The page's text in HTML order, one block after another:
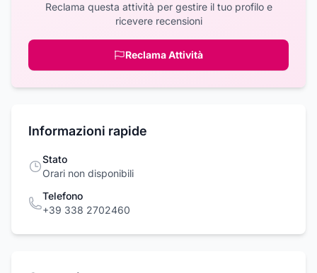
Reclama questa attività per gestire il tuo profilo e
ricevere recensioni
Reclama Attività
Informazioni rapide
Stato
Orari non disponibili
Telefono
+39 338 2702460